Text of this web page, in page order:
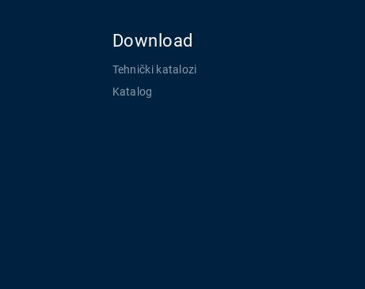
Download
Tehnički katalozi
Katalog